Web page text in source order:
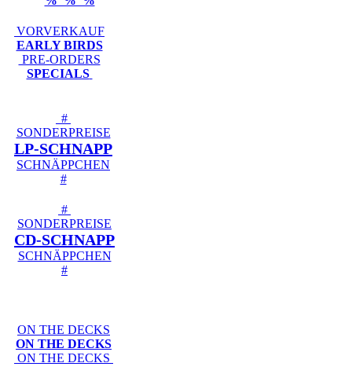
VORVERKAUF
EARLY BIRDS
PRE-ORDERS
SPECIALS
#
SONDERPREISE
LP-SCHNAPP
SCHNÄPPCHEN
#
#
SONDERPREISE
CD-SCHNAPP
SCHNÄPPCHEN
#
ON THE DECKS
ON THE DECKS
ON THE DECKS